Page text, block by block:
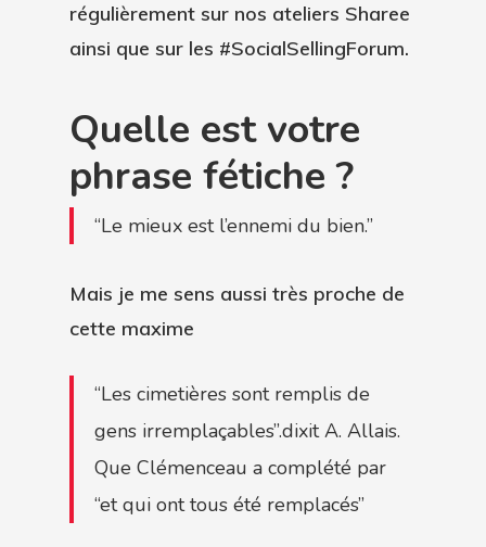
régulièrement sur nos ateliers Sharee
ainsi que sur les #SocialSellingForum.
Quelle est votre
phrase fétiche ?
“Le mieux est l’ennemi du bien.”
Mais je me sens aussi très proche de
cette maxime
“Les cimetières sont remplis de
gens irremplaçables”.dixit A. Allais.
Que Clémenceau a complété par
“et qui ont tous été remplacés”